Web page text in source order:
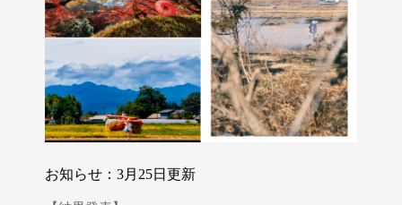
お知らせ：3月25日更新